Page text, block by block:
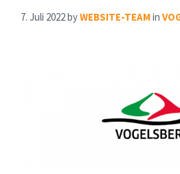
7. Juli 2022byWEBSITE-TEAMin